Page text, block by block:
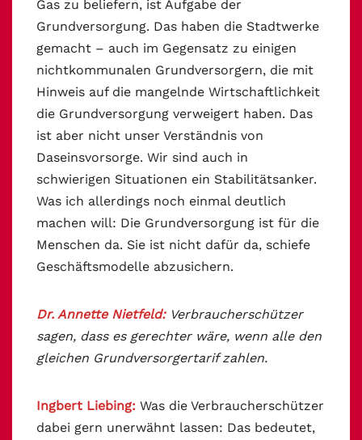
Gas zu beliefern, ist Aufgabe der
Grundversorgung. Das haben die Stadtwerke
gemacht – auch im Gegensatz zu einigen
nichtkommunalen Grundversorgern, die mit
Hinweis auf die mangelnde Wirtschaftlichkeit
die Grundversorgung verweigert haben. Das
ist aber nicht unser Verständnis von
Daseinsvorsorge. Wir sind auch in
schwierigen Situationen ein Stabilitätsanker.
Was ich allerdings noch einmal deutlich
machen will: Die Grundversorgung ist für die
Menschen da. Sie ist nicht dafür da, schiefe
Geschäftsmodelle abzusichern.
Dr. Annette Nietfeld: Verbraucherschützer
sagen, dass es gerechter wäre, wenn alle den
gleichen Grundversorgertarif zahlen.
Ingbert Liebing: Was die Verbraucherschützer
dabei gern unerwähnt lassen: Das bedeutet,